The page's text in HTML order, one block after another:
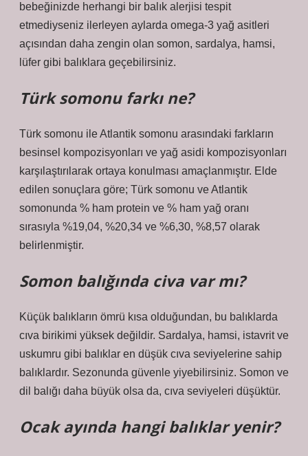
bebeğinizde herhangi bir balık alerjisi tespit
etmediyseniz ilerleyen aylarda omega-3 yağ asitleri
açısından daha zengin olan somon, sardalya, hamsi,
lüfer gibi balıklara geçebilirsiniz.
Türk somonu farkı ne?
Türk somonu ile Atlantik somonu arasındaki farkların
besinsel kompozisyonları ve yağ asidi kompozisyonları
karşılaştırılarak ortaya konulması amaçlanmıştır. Elde
edilen sonuçlara göre; Türk somonu ve Atlantik
somonunda % ham protein ve % ham yağ oranı
sırasıyla %19,04, %20,34 ve %6,30, %8,57 olarak
belirlenmiştir.
Somon balığında civa var mı?
Küçük balıkların ömrü kısa olduğundan, bu balıklarda
cıva birikimi yüksek değildir. Sardalya, hamsi, istavrit ve
uskumru gibi balıklar en düşük cıva seviyelerine sahip
balıklardır. Sezonunda güvenle yiyebilirsiniz. Somon ve
dil balığı daha büyük olsa da, cıva seviyeleri düşüktür.
Ocak ayında hangi balıklar yenir?